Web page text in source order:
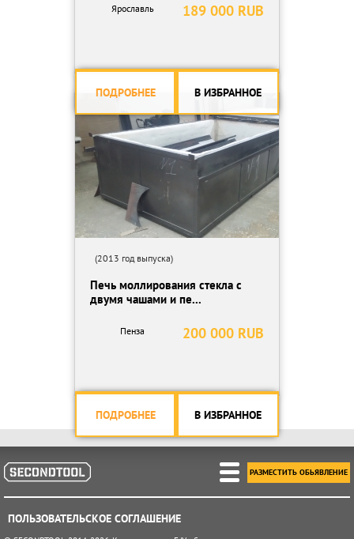
189 000 RUB
Ярославль
ПОДРОБНЕЕ В ИЗБРАННОЕ
(2013 год выпуска)
Печь моллирования стекла с
двумя чашами и пе...
200 000 RUB
Пенза
ПОДРОБНЕЕ В ИЗБРАННОЕ
ПОЛЬЗОВАТЕЛЬСКОЕ СОГЛАШЕНИЕ
РАЗМЕСТИТЬ ОБЬЯВЛЕНИЕ